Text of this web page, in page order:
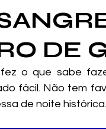
DE
o que sabe
fácil. Não tem
de noite